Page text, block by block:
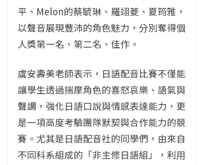
平、Melon的蔡毓琳、羅翊菱、夏筠雅，
以聲音展現豐沛的角色魅力，分別奪得個
人獎第一名、第二名、佳作。
虞安壽美老師表示，日語配音比賽不僅能
讓學生透過揣摩角色的喜怒哀樂、語氣與
聲調，強化日語口說與情感表達能力，更
是一項高度考驗團隊默契與合作能力的競
賽。尤其是日語配音社的同學們，由來自
不同科系組成的「非主修日語組」，利用